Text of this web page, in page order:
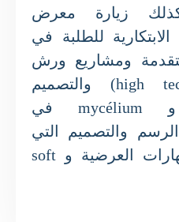
زيارة معرض
للطلبة في
ومشاريع ورش
في التكنولوجيا (high tech) والتصميم
البارامترىو BIM و mycélium في
والتصميم التي
تهدف إلى تعزيز المهارات العرضية و soft